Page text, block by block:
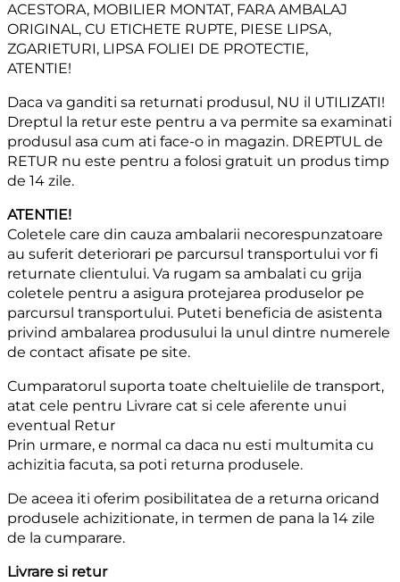
ACESTORA, MOBILIER MONTAT, FARA AMBALAJ
ORIGINAL, CU ETICHETE RUPTE, PIESE LIPSA,
ZGARIETURI, LIPSA FOLIEI DE PROTECTIE,
ATENTIE!
Daca va ganditi sa returnati produsul, NU il UTILIZATI!
Dreptul la retur este pentru a va permite sa examinati
produsul asa cum ati face-o in magazin. DREPTUL de
RETUR nu este pentru a folosi gratuit un produs timp
de 14 zile.
ATENTIE!
Coletele care din cauza ambalarii necorespunzatoare
au suferit deteriorari pe parcursul transportului vor fi
returnate clientului. Va rugam sa ambalati cu grija
coletele pentru a asigura protejarea produselor pe
parcursul transportului. Puteti beneficia de asistenta
privind ambalarea produsului la unul dintre numerele
de contact afisate pe site.
Cumparatorul suporta toate cheltuielile de transport,
atat cele pentru Livrare cat si cele aferente unui
eventual Retur
Prin urmare, e normal ca daca nu esti multumita cu
achizitia facuta, sa poti returna produsele.
De aceea iti oferim posibilitatea de a returna oricand
produsele achizitionate, in termen de pana la 14 zile
de la cumparare.
Livrare si retur